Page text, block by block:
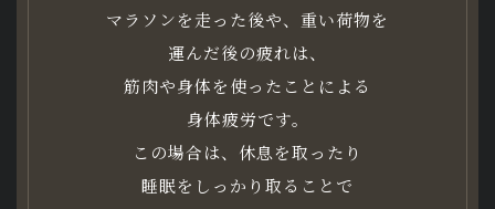
マラソンを走った後や、重い荷物を
運んだ後の疲れは、
筋肉や身体を使ったことによる
身体疲労です。
この場合は、休息を取ったり
睡眠をしっかり取ることで